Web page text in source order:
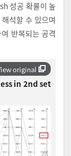
성공 확률이 높
석할 수 있으며
반복되는 공격
original
in 2nd set